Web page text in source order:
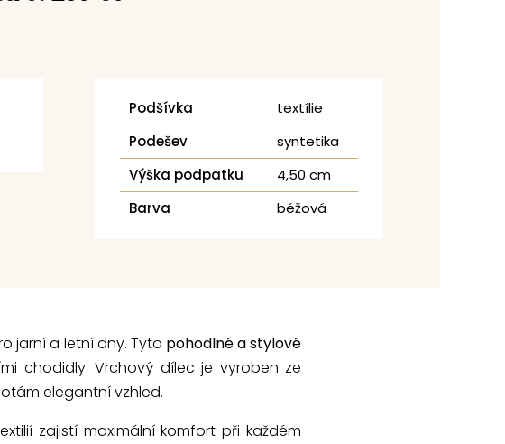
Podšívka
textílie
Podešev
syntetika
Výška podpatku
4,50 cm
Barva
béžová
jarní a letní dny. Tyto pohodlné a stylové
chodidly. Vrchový dílec je vyroben ze
elegantní vzhled.
zajistí maximální komfort při každém